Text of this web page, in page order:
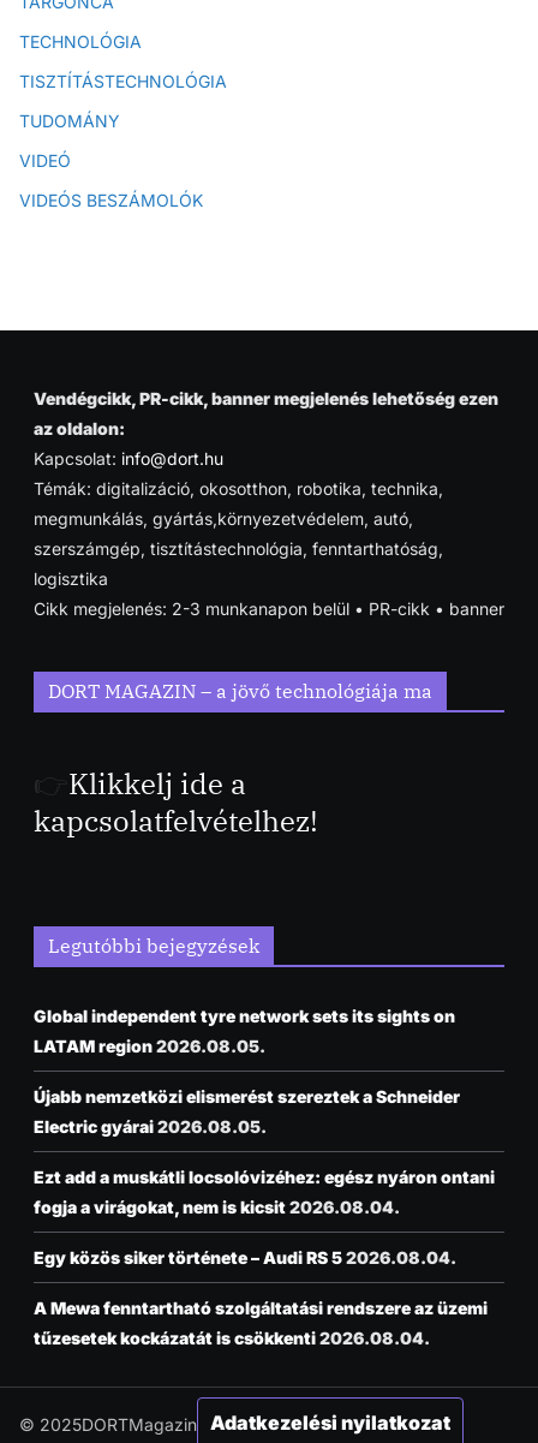
TECHNOLÓGIA
TISZTÍTÁSTECHNOLÓGIA
TUDOMÁNY
VIDEÓ
VIDEÓS BESZÁMOLÓK
Vendégcikk, PR-cikk, banner megjelenés lehetőség ezen
az oldalon:
Kapcsolat: info@dort.hu
Témák: digitalizáció, okosotthon, robotika, technika,
megmunkálás, gyártás,környezetvédelem, autó,
szerszámgép, tisztítástechnológia, fenntarthatóság,
logisztika
Cikk megjelenés: 2-3 munkanapon belül • PR-cikk • banner
DORT MAGAZIN – a jövő technológiája ma
👉 Klikkelj ide a
kapcsolatfelvételhez!
Legutóbbi bejegyzések
Global independent tyre network sets its sights on
LATAM region2026.08.05.
Újabb nemzetközi elismerést szereztek a Schneider
Electric gyárai2026.08.05.
Ezt add a muskátli locsolóvizéhez: egész nyáron ontani
fogja a virágokat, nem is kicsit2026.08.04.
Egy közös siker története – Audi RS 52026.08.04.
A Mewa fenntartható szolgáltatási rendszere az üzemi
tűzesetek kockázatát is csökkenti2026.08.04.
© 2025DORTMagazin Adatkezelési nyilatkozat